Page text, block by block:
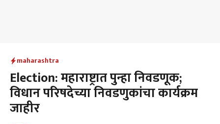
maharashtra
Election: महाराष्ट्रात पुन्हा निवडणूक;
विधान परिषदेच्या निवडणुकांचा कार्यक्रम
जाहीर